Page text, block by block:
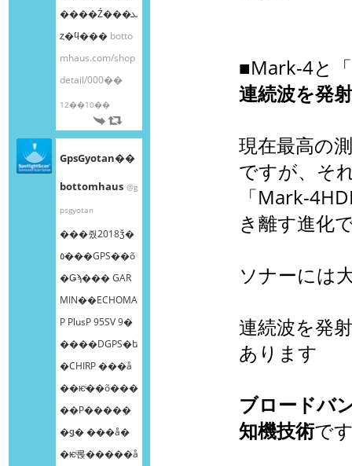
����Ź���ܥ
ȥ�ϥ��� botto
mhaus.com/shop
detail/000��
12��10��
GpsGyotan��
bottomhaus @g
psgyotan
���줬2018ǯ�
٥���GPS��õ
�Ǥϡ��� GAR
MIN��ECHOMA
P PlusP 95SV 9�
����DGPS�ե
�CHIRP ���å
��ѥͥ��õ���
��Ρ����ܸ�
�ǥ� ���å�
�ѥͥ롡�����å
■Mark-4と
連続波を発
現在最高の
ですが、そ
「Mark-
き離す進化
ソナーには
連続波を発
あります
ブロードバ
知機技術で